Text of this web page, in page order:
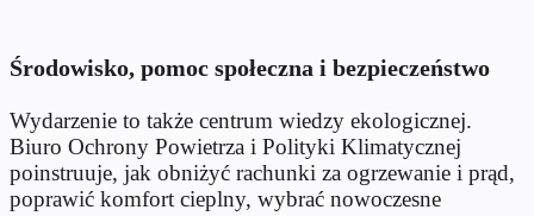
Środowisko, pomoc społeczna i bezpieczeństwo
Wydarzenie to także centrum wiedzy ekologicznej.
Biuro Ochrony Powietrza i Polityki Klimatycznej
poinstruuje, jak obniżyć rachunki za ogrzewanie i prąd,
poprawić komfort cieplny, wybrać nowoczesne